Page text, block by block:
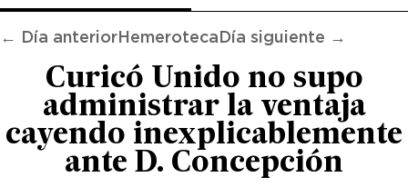
← Día anterior Hemeroteca Día siguiente →
Curicó Unido no supo
administrar la ventaja
cayendo inexplicablemente
ante D. Concepción